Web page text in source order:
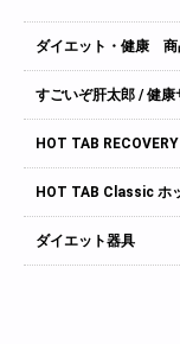
ダイエット・健康 商
すごいぞ肝太郎 / 健康
HOT TAB
HOT TAB Classic ホ
ダイエット器具